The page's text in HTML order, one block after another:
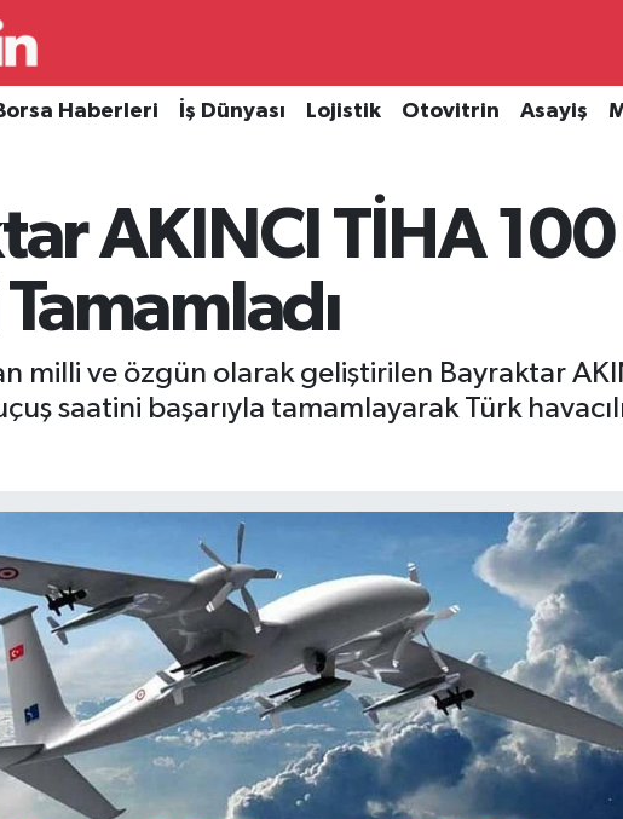
Haberleri İş Dünyası Lojistik Otovitrin Asayiş
AKINCI TİHA
milli ve özgün olarak geliştirilen Bayraktar
saatini başarıyla tamamlayarak Türk